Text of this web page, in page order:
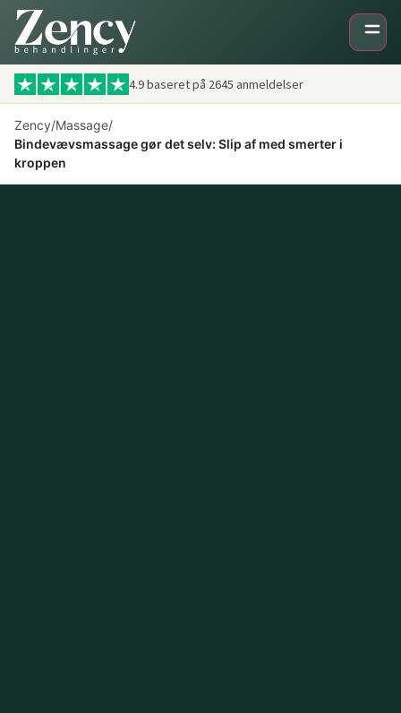
4.9 baseret på 2645 anmeldelser
Zency/Massage/
Bindevævsmassage gør det selv: Slip af med smerter i
kroppen